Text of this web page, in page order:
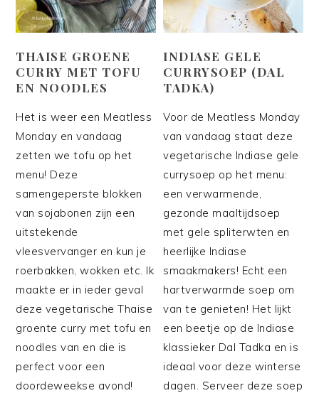
THAISE GROENE
CURRY MET TOFU
EN NOODLES
Het is weer een Meatless
Monday en vandaag
zetten we tofu op het
menu! Deze
samengeperste blokken
van sojabonen zijn een
uitstekende
vleesvervanger en kun je
roerbakken, wokken etc. Ik
maakte er in ieder geval
deze vegetarische Thaise
groente curry met tofu en
noodles van en die is
perfect voor een
doordeweekse avond!
INDIASE GELE
CURRYSOEP (DAL
TADKA)
Voor de Meatless Monday
van vandaag staat deze
vegetarische Indiase gele
currysoep op het menu:
een verwarmende,
gezonde maaltijdsoep
met gele spliterwten en
heerlijke Indiase
smaakmakers! Echt een
hartverwarmde soep om
van te genieten! Het lijkt
een beetje op de Indiase
klassieker Dal Tadka en is
ideaal voor deze winterse
dagen. Serveer deze soep